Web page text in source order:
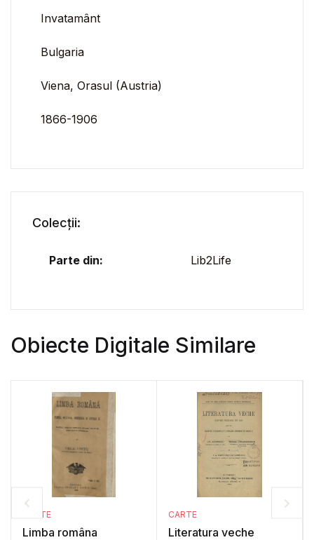
Invatamânt
Bulgaria
Viena, Orasul (Austria)
1866-1906
Colecții:
Parte din: Lib2Life
Obiecte Digitale Similare
CARTE
Limba româna
CARTE
Literatura veche